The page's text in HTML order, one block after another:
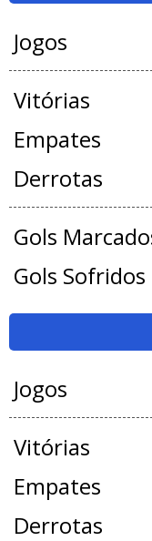
Jogos
Vitórias
Empates
Derrotas
Gols
Gols Sofridos
Jogos
Vitórias
Empates
Derrotas